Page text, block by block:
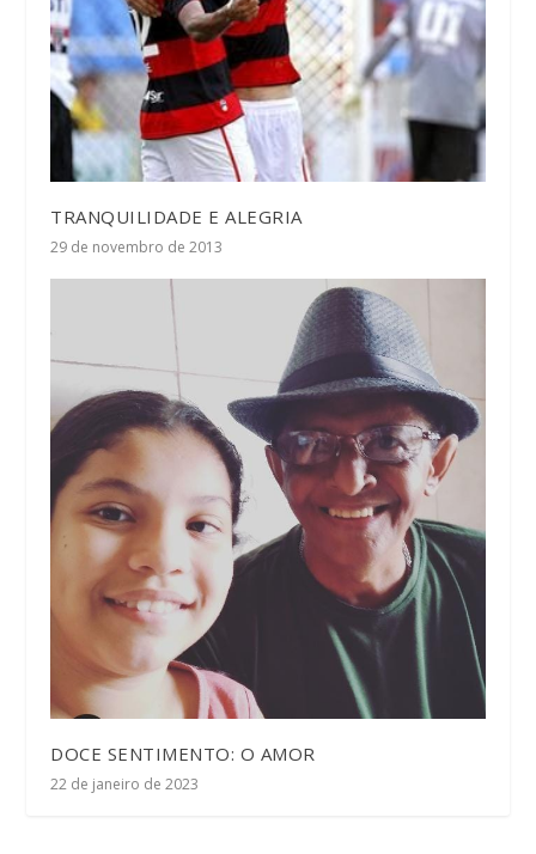
TRANQUILIDADE E ALEGRIA
29 de novembro de 2013
DOCE SENTIMENTO: O AMOR
22 de janeiro de 2023